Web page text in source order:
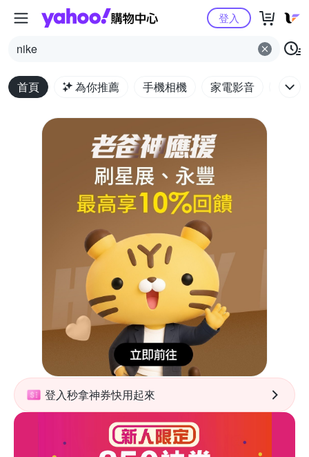
Yahoo購物中心
nike
登入
首頁 為你推薦 手機相機 家電影音 電腦
登入秒拿神券快用起來